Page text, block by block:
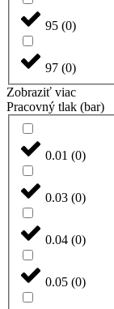
95 (0)
97 (0)
Zobraziť viac
Pracovný tlak (bar)
0.01 (0)
0.03 (0)
0.04 (0)
0.05 (0)